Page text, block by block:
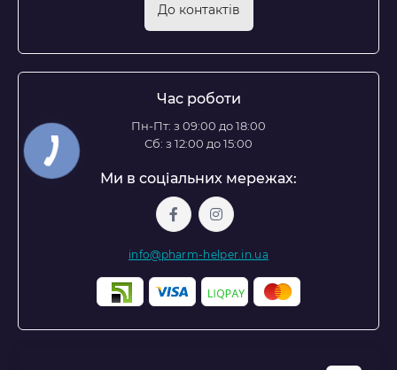
До контактів
Час роботи
Пн-Пт: з 09:00 до 18:00
Сб: з 12:00 до 15:00
Ми в соціальних мережах:
info@pharm-helper.in.ua